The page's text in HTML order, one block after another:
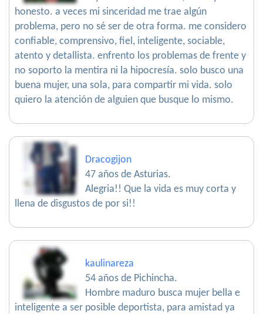
honesto. a veces mi sinceridad me trae algún
problema, pero no sé ser de otra forma. me considero
confiable, comprensivo, fiel, inteligente, sociable,
atento y detallista. enfrento los problemas de frente y
no soporto la mentira ni la hipocresía. solo busco una
buena mujer, una sola, para compartir mi vida. solo
quiero la atención de alguien que busque lo mismo.
Dracogijon
47 años de Asturias.
Alegria!! Que la vida es muy corta y
llena de disgustos de por si!!
kaulinareza
54 años de Pichincha.
Hombre maduro busca mujer bella e
inteligente a ser posible deportista, para amistad ya